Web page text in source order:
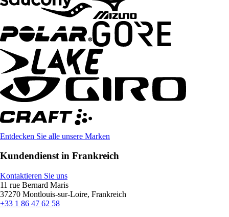
Entdecken Sie alle unsere Marken
Kundendienst in Frankreich
Kontaktieren Sie uns
11 rue Bernard Maris
37270 Montlouis-sur-Loire, Frankreich
+33 1 86 47 62 58